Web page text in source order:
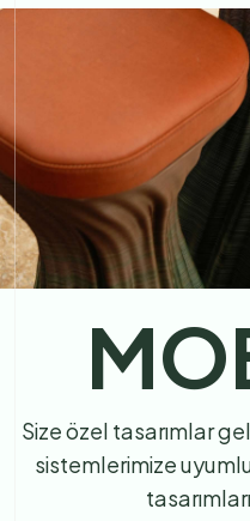
Size özel tasarımlar
sistemlerimize